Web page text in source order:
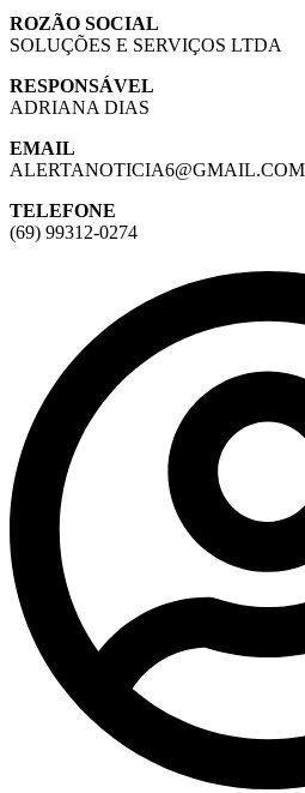
ROZÃO SOCIAL
SOLUÇÕES E SERVIÇOS LTDA
RESPONSÁVEL
ADRIANA DIAS
EMAIL
ALERTANOTICIA6@GMAIL.COM
TELEFONE
(69) 99312-0274